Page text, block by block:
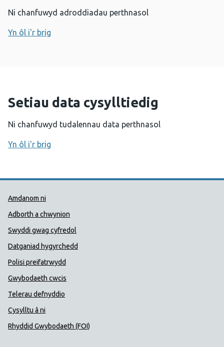
Ni chanfuwyd adroddiadau perthnasol
Yn ôl i'r brig
Setiau data cysylltiedig
Ni chanfuwyd tudalennau data perthnasol
Yn ôl i'r brig
Dolenni Cymorth Iechyd
Amdanom ni
Adborth a chwynion
Swyddi gwag cyfredol
Datganiad hygyrchedd
Polisi preifatrwydd
Gwybodaeth cwcis
Telerau defnyddio
Cysylltu â ni
Rhyddid Gwybodaeth (FOI)